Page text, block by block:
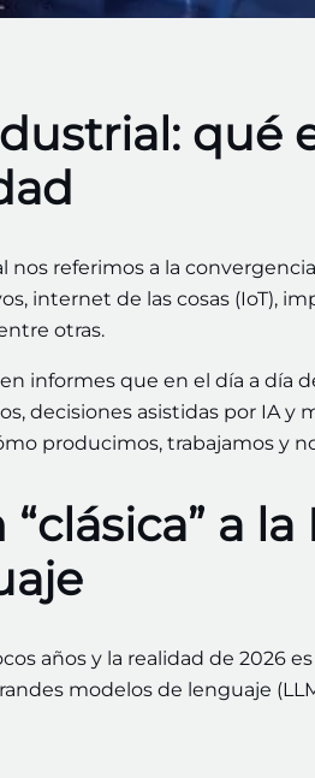
qué
referimos a la
internet de las cosas (IoT),
otras.
informes que en el día a día
decisiones asistidas por IA y
producimos, trabajamos y
a
años y la realidad de 2026
modelos de lenguaje